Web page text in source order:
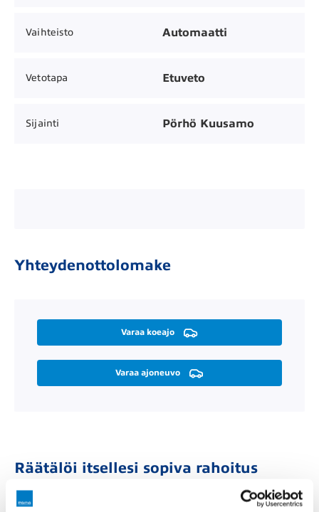
Vaihteisto Automaatti
Vetotapa Etuveto
Sijainti Pörhö Kuusamo
Yhteydenottolomake
Varaa koeajo
Varaa ajoneuvo
Räätälöi itsellesi sopiva rahoitus